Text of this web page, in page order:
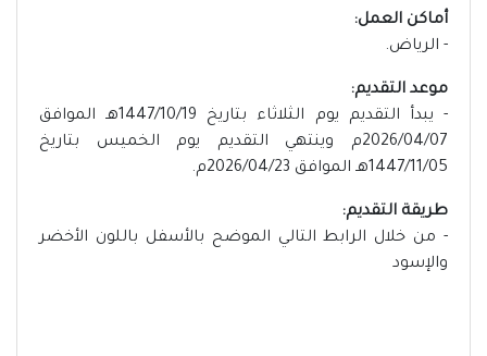
أماكن العمل:
- الرياض.
موعد التقديم:
- يبدأ التقديم يوم الثلاثاء بتاريخ 1447/10/19هـ الموافق
2026/04/07م وينتهي التقديم يوم الخميس بتاريخ
1447/11/05هـ الموافق 2026/04/23م.
طريقة التقديم:
- من خلال الرابط التالي الموضح بالأسفل باللون الأخضر
والإسود